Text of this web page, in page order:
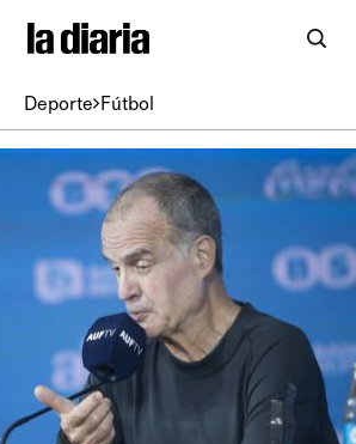
Deporte Fútbol